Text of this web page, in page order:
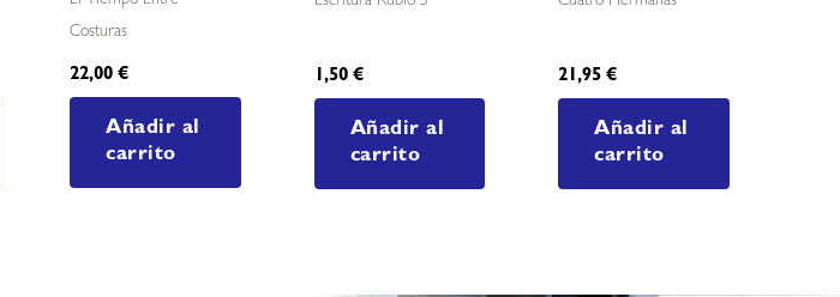
Costuras
22,00€
Añadir al
carrito
1,50 €
Añadir al
carrito
21,95€
Añadir al
carrito